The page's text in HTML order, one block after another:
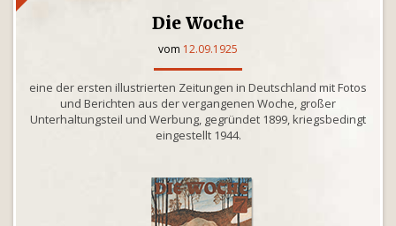
Die Woche
vom 12.09.1925
eine der ersten illustrierten Zeitungen in Deutschland mit Fotos
und Berichten aus der vergangenen Woche, großer
Unterhaltungsteil und Werbung, gegründet 1899, kriegsbedingt
eingestellt 1944.